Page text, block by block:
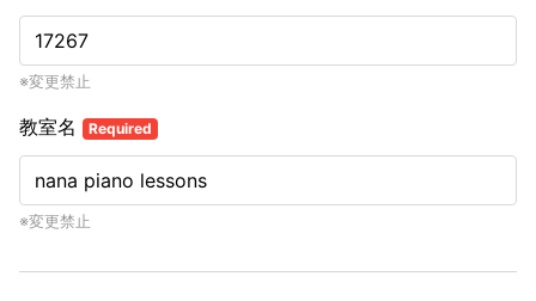
※変更禁止
教室名 Required
※変更禁止